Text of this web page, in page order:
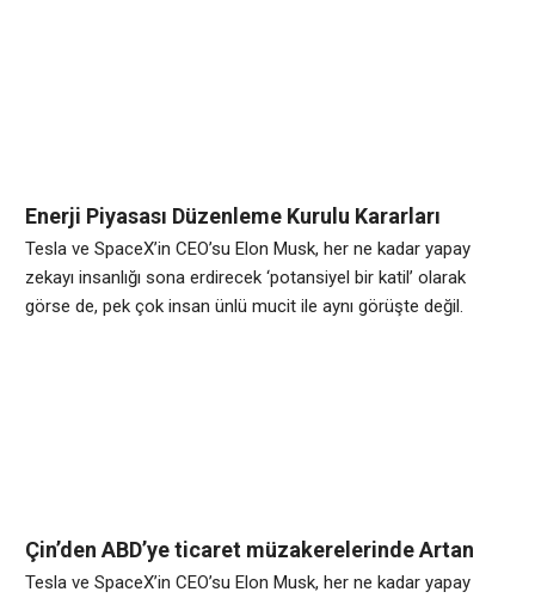
Enerji Piyasası Düzenleme Kurulu Kararları
Tesla ve SpaceX’in CEO’su Elon Musk, her ne kadar yapay
zekayı insanlığı sona erdirecek ‘potansiyel bir katil’ olarak
görse de, pek çok insan ünlü mucit ile aynı görüşte değil.
Çin’den ABD’ye ticaret müzakerelerinde Artan
Talepler Suçlaması
Tesla ve SpaceX’in CEO’su Elon Musk, her ne kadar yapay